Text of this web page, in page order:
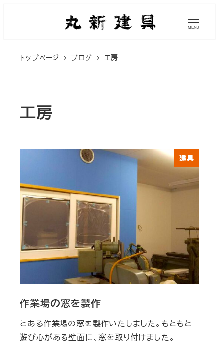
MENU
トップページ ブログ 工房
工房
建具
作業場の窓を製作
とある作業場の窓を製作いたしました。もともと
遊び心がある壁面に、窓を取り付けました。